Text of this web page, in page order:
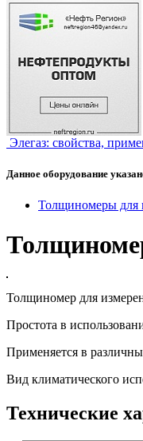
Элегаз: свойства,
Данное оборудование
Толщиномеры для
Толщиномер для
Простота в
Применяется в
Вид климатического
Технические